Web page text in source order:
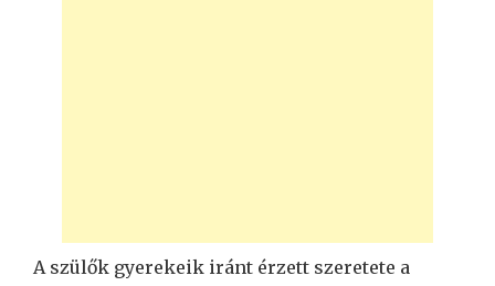
A szülők gyerekeik iránt érzett szeretete a